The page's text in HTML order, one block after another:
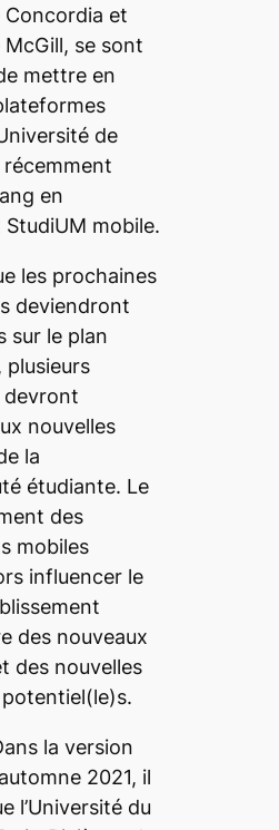
Concordia et
McGill, se sont
mettre en
de
en
mobile.
les prochaines
deviendront
sur le plan
plusieurs
devront
nouvelles
la
étudiante. Le
des
mobiles
influencer le
des nouveaux
des nouvelles
la version
2021, il
l’Université du